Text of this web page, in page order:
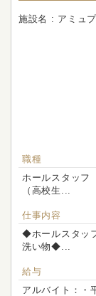
施設名 : アミュ
職種
ホールスタッ
（高校生...
仕事内容
◆ホールスタッ
洗い物◆...
給与
アルバイト：・